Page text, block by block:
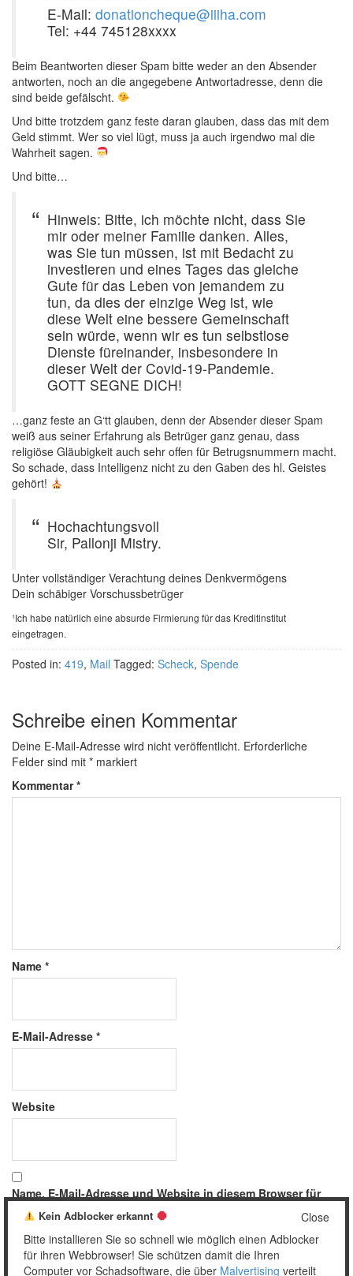
E-Mail: donationcheque@iiiha.com
Tel: +44 745128xxxx
Beim Beantworten dieser Spam bitte weder an den Absender
antworten, noch an die angegebene Antwortadresse, denn die
sind beide gefälscht.
Und bitte trotzdem ganz feste daran glauben, dass das mit dem
Geld stimmt. Wer so viel lügt, muss ja auch irgendwo mal die
Wahrheit sagen.
Und bitte…
Hinweis: Bitte, ich möchte nicht, dass Sie
mir oder meiner Familie danken. Alles,
was Sie tun müssen, ist mit Bedacht zu
investieren und eines Tages das gleiche
Gute für das Leben von jemandem zu
tun, da dies der einzige Weg ist, wie
diese Welt eine bessere Gemeinschaft
sein würde, wenn wir es tun selbstlose
Dienste füreinander, insbesondere in
dieser Welt der Covid-19-Pandemie.
GOTT SEGNE DICH!
…ganz feste an G‘tt glauben, denn der Absender dieser Spam
weiß aus seiner Erfahrung als Betrüger ganz genau, dass
religiöse Gläubigkeit auch sehr offen für Betrugsnummern macht.
So schade, dass Intelligenz nicht zu den Gaben des hl. Geistes
gehört!
Hochachtungsvoll
Sir, Pallonji Mistry.
Unter vollständiger Verachtung deines Denkvermögens
Dein schäbiger Vorschussbetrüger
¹Ich habe natürlich eine absurde Firmierung für das Kreditinstitut
eingetragen.
Posted in: 419, Mail Tagged: Scheck, Spende
Schreibe einen Kommentar
Deine E-Mail-Adresse wird nicht veröffentlicht. Erforderliche
Felder sind mit * markiert
Kommentar*
Name *
E-Mail-Adresse *
Website
Name, E-Mail-Adresse und Website in diesem Browser für
meinen nächsten Kommentar speichern.
Close
Kein Adblocker erkannt
Bitte installieren Sie so schnell wie möglich einen Adblocker
für ihren Webbrowser! Sie schützen damit die Ihren
Computer vor Schadsoftware, die über Malvertising verteilt